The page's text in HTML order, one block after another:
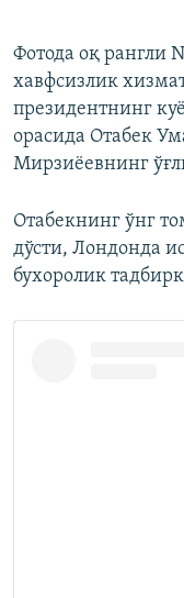
Фотода оқ рангли
хавфсизлик
президентнинг
орасида Отабек
Мирзиёевнинг
Отабекнинг ўнг
дўсти, Лондонда
бухоролик